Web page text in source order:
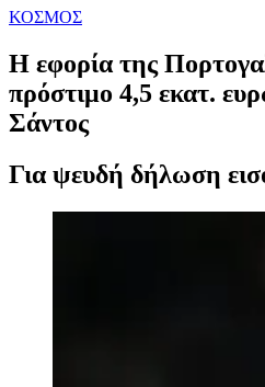
ΚΟΣΜΟΣ
Η εφορία της
πρόστιμο 4,5 εκατ.
Σάντος
Για ψευδή δήλωση